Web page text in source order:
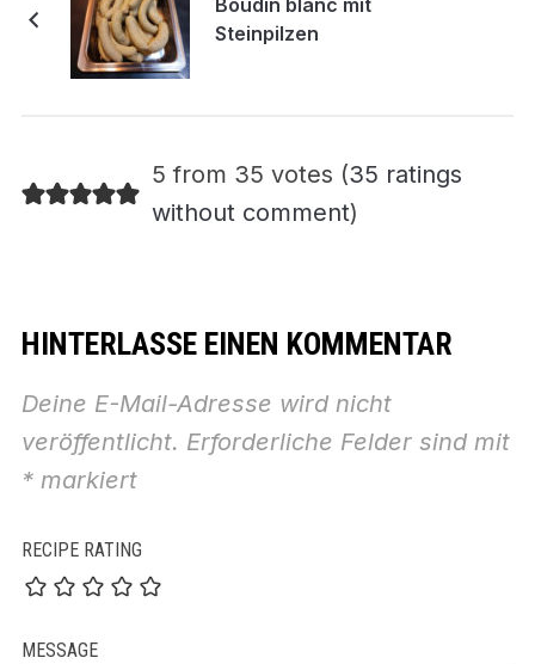
Boudin blanc mit
Steinpilzen
5 from 35 votes (35 ratings
without comment)
HINTERLASSE EINEN KOMMENTAR
Deine E-Mail-Adresse wird nicht
veröffentlicht. Erforderliche Felder sind mit
*markiert
RECIPE RATING
MESSAGE